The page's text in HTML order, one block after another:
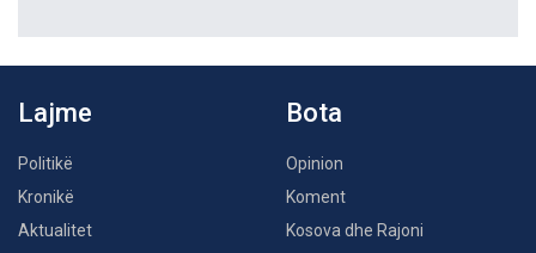
Lajme
Politikë
Kronikë
Aktualitet
Bota
Opinion
Koment
Kosova dhe Rajoni